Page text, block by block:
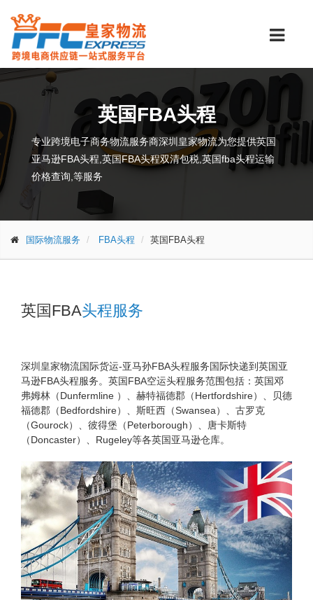
英国FBA头程
专业跨境电子商务物流服务商深圳皇家物流为您提供英国
亚马逊FBA头程,英国FBA头程双清包税,英国fba头程运输
价格查询,等服务
国际物流服务 FBA头程 英国FBA头程
英国FBA头程服务
深圳皇家物流国际货运-亚马孙FBA头程服务国际快递到英国亚
马逊FBA头程服务。英国FBA空运头程服务范围包括：英国邓
弗姆林（Dunfermline ）、赫特福德郡（Hertfordshire）、贝德
福德郡（Bedfordshire）、斯旺西（Swansea）、古罗克
（Gourock）、彼得堡（Peterborough）、唐卡斯特
（Doncaster）、Rugeley等各英国亚马逊仓库。